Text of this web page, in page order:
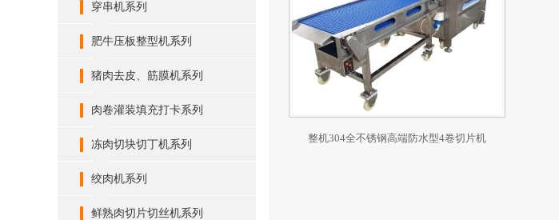
穿串机系列
肥牛压板整型机系列
猪肉去皮、筋膜机系列
肉卷灌装填充打卡系列
冻肉切块切丁机系列
绞肉机系列
鲜熟肉切片切丝机系列
整机304全不锈钢高端防水型4卷切片机